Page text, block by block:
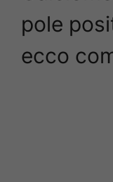
pole
ecco